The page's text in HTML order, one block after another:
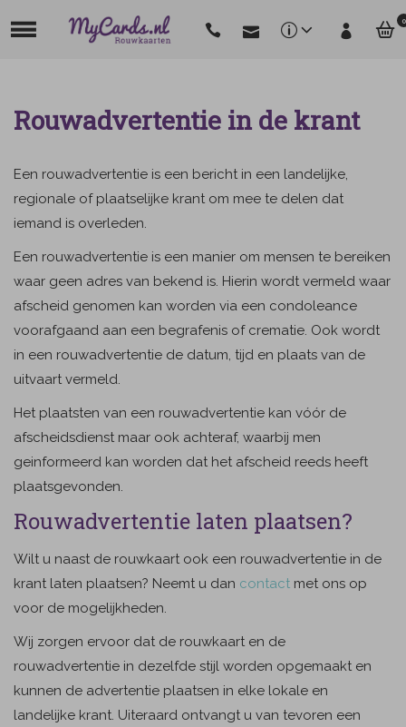
0
Rouwadvertentie in de krant
Een rouwadvertentie is een bericht in een landelijke,
regionale of plaatselijke krant om mee te delen dat
iemand is overleden.
Een rouwadvertentie is een manier om mensen te bereiken
waar geen adres van bekend is. Hierin wordt vermeld waar
afscheid genomen kan worden via een condoleance
voorafgaand aan een begrafenis of crematie. Ook wordt
in een rouwadvertentie de datum, tijd en plaats van de
uitvaart vermeld.
Het plaatsten van een rouwadvertentie kan vóór de
afscheidsdienst maar ook achteraf, waarbij men
geinformeerd kan worden dat het afscheid reeds heeft
plaatsgevonden.
Rouwadvertentie laten plaatsen?
Wilt u naast de rouwkaart ook een rouwadvertentie in de
krant laten plaatsen? Neemt u dan contact met ons op
voor de mogelijkheden.
Wij zorgen ervoor dat de rouwkaart en de
rouwadvertentie in dezelfde stijl worden opgemaakt en
kunnen de advertentie plaatsen in elke lokale en
landelijke krant. Uiteraard ontvangt u van tevoren een